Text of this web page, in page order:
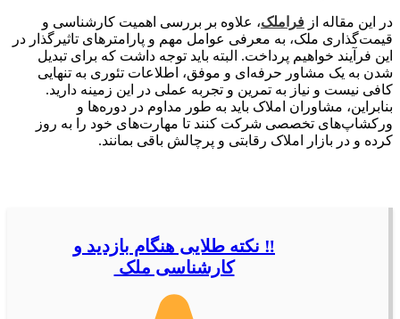
در این مقاله از فراملک، علاوه بر بررسی اهمیت کارشناسی و
قیمت‌گذاری ملک، به معرفی عوامل مهم و پارامترهای تاثیرگذار در
این فرآیند خواهیم پرداخت. البته باید توجه داشت که برای تبدیل
شدن به یک مشاور حرفه‌ای و موفق، اطلاعات تئوری به تنهایی
کافی نیست و نیاز به تمرین و تجربه عملی در این زمینه دارید.
بنابراین، مشاوران املاک باید به طور مداوم در دوره‌ها و
ورکشاپ‌های تخصصی شرکت کنند تا مهارت‌های خود را به روز
کرده و در بازار املاک رقابتی و پرچالش باقی بمانند.
‼️ نکته طلایی هنگام بازدید و
کارشناسی ملک